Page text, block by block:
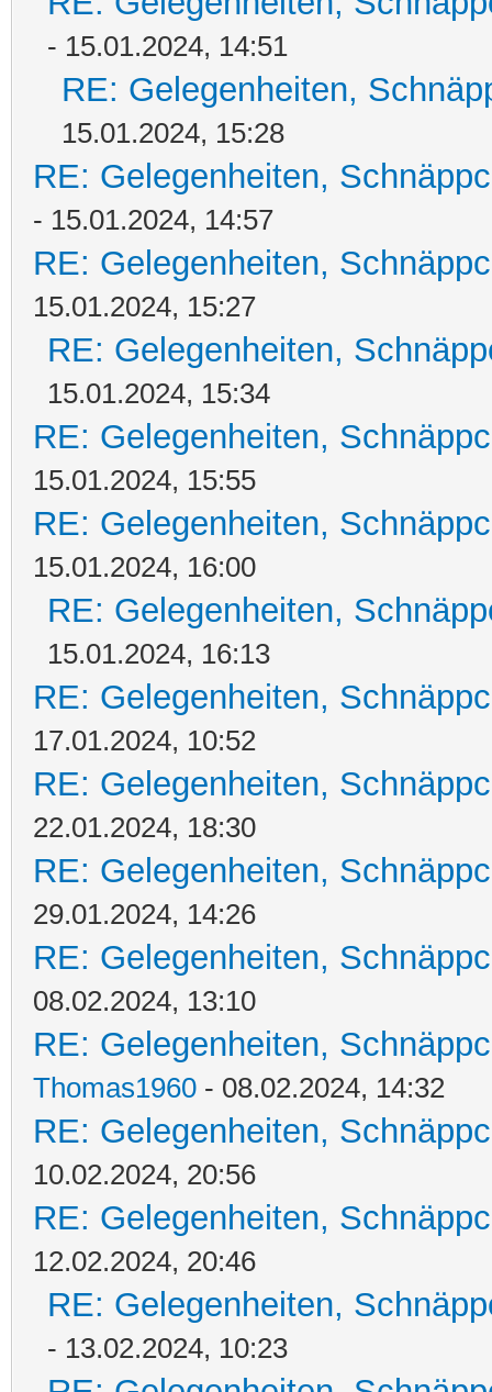
- 15.01.2024, 14:51
RE: Gelegenheiten,
15.01.2024, 15:28
RE: Gelegenheiten,
- 15.01.2024, 14:57
RE: Gelegenheiten,
15.01.2024, 15:27
RE: Gelegenheiten,
15.01.2024, 15:34
RE: Gelegenheiten,
15.01.2024, 15:55
RE: Gelegenheiten,
15.01.2024, 16:00
RE: Gelegenheiten,
15.01.2024, 16:13
RE: Gelegenheiten,
17.01.2024, 10:52
RE: Gelegenheiten,
22.01.2024, 18:30
RE: Gelegenheiten,
29.01.2024, 14:26
RE: Gelegenheiten,
08.02.2024, 13:10
RE: Gelegenheiten,
Thomas1960 - 08.02.2024, 14:32
RE: Gelegenheiten,
10.02.2024, 20:56
RE: Gelegenheiten,
12.02.2024, 20:46
RE: Gelegenheiten,
- 13.02.2024, 10:23